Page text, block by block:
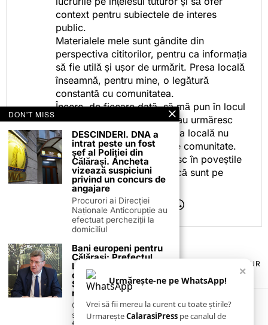
context pentru subiectele de interes
public.
Materialele mele sunt gândite din
perspectiva cititorilor, pentru ca informația
să fie utilă și ușor de urmărit. Presa locală
înseamnă, pentru mine, o legătură
constantă cu comunitatea.
Încerc, de fiecare dată, să mă pun în locul
celor care citesc, privesc sau urmăresc
ceea ce fac. Pentru că presa locală nu
este despre mine, ci despre comunitate.
Iar dacă oamenii se regăsesc în poveștile
pe care le spun, înseamnă că sunt pe
drumul bun.
TERMENI ȘI CONDIȚII
POLITICA DE ANULARE & RETUR
PUBLICITATE ONLINE & TIPĂRITĂ
CONTACT
ZIARUL ANUNȚUL CĂLĂRĂȘEAN
×
Urmărește-ne pe WhatsApp!
Vrei să fii mereu la curent cu toate știrile?
UrmareșteCalarasiPress pe canalul de
DON'T MISS
DESCINDERI. DNA a
intrat peste un fost
șef al Poliției din
Călărași. Ancheta
vizează suspiciuni
privind un concurs de
angajare
Procurori ai Direcției
Naționale Anticorupție au
efectuat percheziții la
domiciliul
Bani europeni pentru
Călărași: Prefectul
Laurențiu State anunță
colaborarea cu ADR
Sud-Muntenia pentru
noi finanțări
Călărașul se pregătește
să intre pe harta